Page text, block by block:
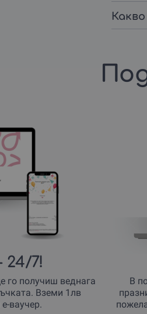
24/7!
го получиш веднага
Вземи 1лв
ваучер.
В